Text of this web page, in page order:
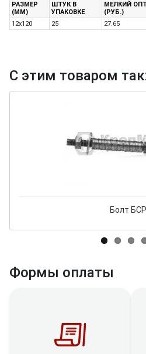
РАЗМЕР
(ММ)
ШТУК В
УПАКОВКЕ
МЕЛКИЙ ОПТ
(РУБ.)
12х120
25 27.65
С этим товаром
Болт БСР
Формы оплаты